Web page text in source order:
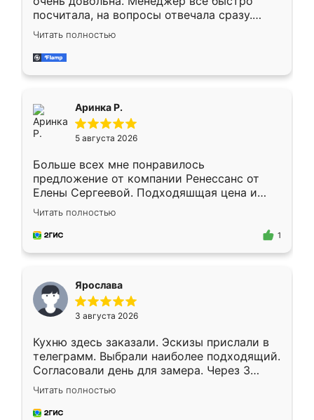
посчитала, на вопросы отвечала сразу.
Замерщик приехал в субботу, подошёл к
делу со всей ответственностью. Собрали
за день, ребята работали аккуратно, даже
Читать полностью
Аринка Р.
5 августа 2026
Больше всех мне понравилось
предложение от компании Ренессанс от
Елены Сергеевой. Подходяшщая цена и
короткие сроки изготовления. Приехавший
для замера сотрудник Владислав
предложил по моему эскизу самый
Читать полностью
1
Ярослава
3 августа 2026
Кухню здесь заказали. Эскизы прислали в
телеграмм. Выбрали наиболее подходящий.
Согласовали день для замера. Через 3
недели кухня была уже готова. Остались
довольны работой. Спасибо Ренессанс
мебель за качественную работу!
Читать полностью